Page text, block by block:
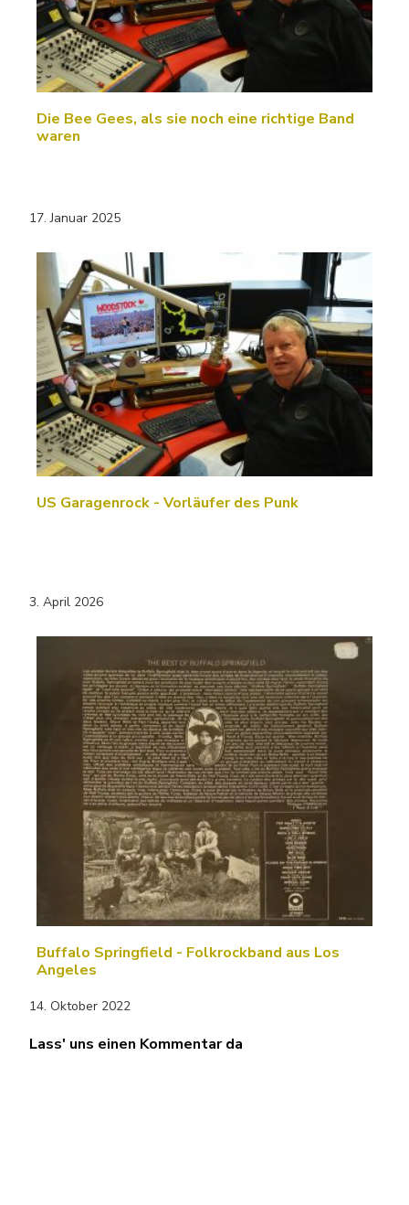
Die Bee Gees, als sie noch eine richtige Band
waren
17. Januar 2025
US Garagenrock - Vorläufer des Punk
3. April 2026
Buffalo Springfield - Folkrockband aus Los
Angeles
14. Oktober 2022
Lass' uns einen Kommentar da